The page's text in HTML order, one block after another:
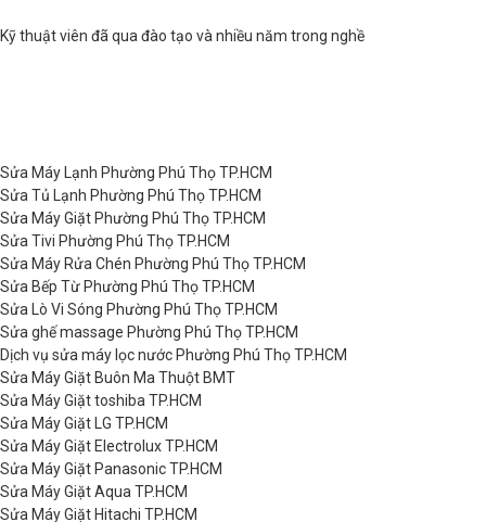
Kỹ thuật viên đã qua đào tạo và nhiều năm trong nghề
Sửa Máy Lạnh Phường Phú Thọ TP.HCM
Sửa Tủ Lạnh Phường Phú Thọ TP.HCM
Sửa Máy Giặt Phường Phú Thọ TP.HCM
Sửa Tivi Phường Phú Thọ TP.HCM
Sửa Máy Rửa Chén Phường Phú Thọ TP.HCM
Sửa Bếp Từ Phường Phú Thọ TP.HCM
Sửa Lò Vi Sóng Phường Phú Thọ TP.HCM
Sửa ghế massage Phường Phú Thọ TP.HCM
Dịch vụ sửa máy lọc nước Phường Phú Thọ TP.HCM
Sửa Máy Giặt Buôn Ma Thuột BMT
Sửa Máy Giặt toshiba TP.HCM
Sửa Máy Giặt LG TP.HCM
Sửa Máy Giặt Electrolux TP.HCM
Sửa Máy Giặt Panasonic TP.HCM
Sửa Máy Giặt Aqua TP.HCM
Sửa Máy Giặt Hitachi TP.HCM